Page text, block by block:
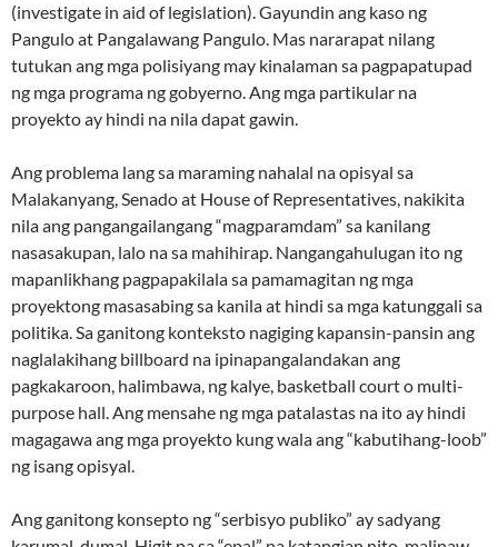
(investigate in aid of legislation). Gayundin ang kaso ng
Pangulo at Pangalawang Pangulo. Mas nararapat nilang
tutukan ang mga polisiyang may kinalaman sa pagpapatupad
ng mga programa ng gobyerno. Ang mga partikular na
proyekto ay hindi na nila dapat gawin.
Ang problema lang sa maraming nahalal na opisyal sa
Malakanyang, Senado at House of Representatives, nakikita
nila ang pangangailangang “magparamdam” sa kanilang
nasasakupan, lalo na sa mahihirap. Nangangahulugan ito ng
mapanlikhang pagpapakilala sa pamamagitan ng mga
proyektong masasabing sa kanila at hindi sa mga katunggali sa
politika. Sa ganitong konteksto nagiging kapansin-pansin ang
naglalakihang billboard na ipinapangalandakan ang
pagkakaroon, halimbawa, ng kalye, basketball court o multi-
purpose hall. Ang mensahe ng mga patalastas na ito ay hindi
magagawa ang mga proyekto kung wala ang “kabutihang-loob”
ng isang opisyal.
Ang ganitong konsepto ng “serbisyo publiko” ay sadyang